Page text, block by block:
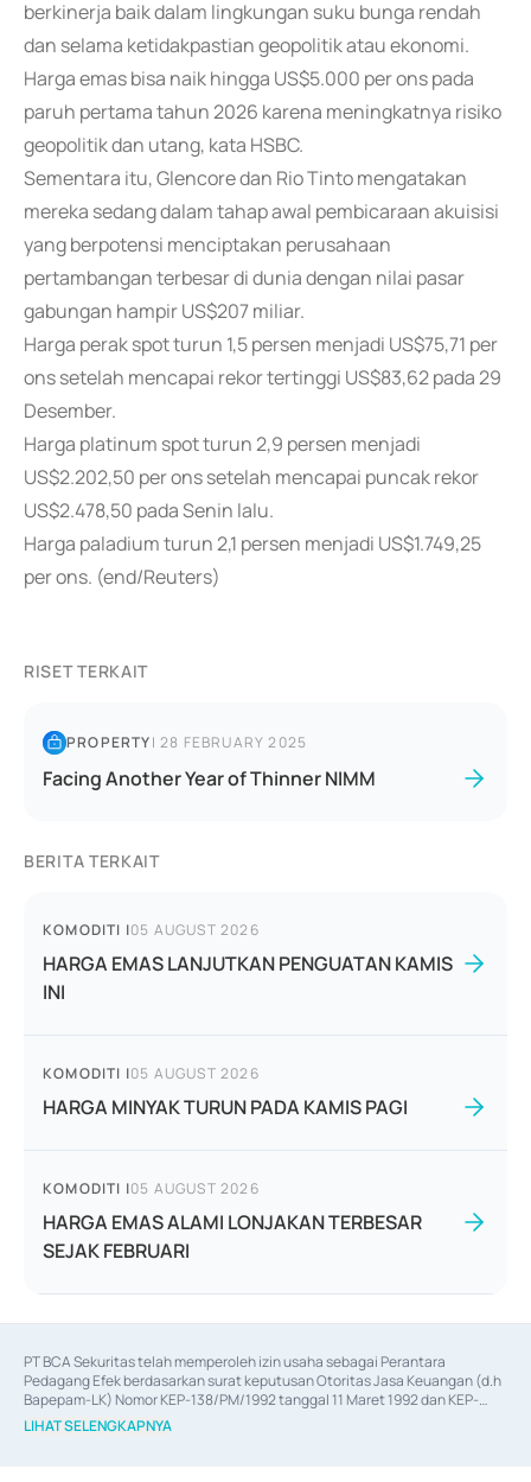
berkinerja baik dalam lingkungan suku bunga rendah
dan selama ketidakpastian geopolitik atau ekonomi.
Harga emas bisa naik hingga US$5.000 per ons pada
paruh pertama tahun 2026 karena meningkatnya risiko
geopolitik dan utang, kata HSBC.
Sementara itu, Glencore dan Rio Tinto mengatakan
mereka sedang dalam tahap awal pembicaraan akuisisi
yang berpotensi menciptakan perusahaan
pertambangan terbesar di dunia dengan nilai pasar
gabungan hampir US$207 miliar.
Harga perak spot turun 1,5 persen menjadi US$75,71 per
ons setelah mencapai rekor tertinggi US$83,62 pada 29
Desember.
Harga platinum spot turun 2,9 persen menjadi
US$2.202,50 per ons setelah mencapai puncak rekor
US$2.478,50 pada Senin lalu.
Harga paladium turun 2,1 persen menjadi US$1.749,25
per ons. (end/Reuters)
RISET TERKAIT
PROPERTY|28 FEBRUARY 2025
Facing Another Year of Thinner NIMM
BERITA TERKAIT
KOMODITI |05 AUGUST 2026
HARGA EMAS LANJUTKAN PENGUATAN KAMIS
INI
KOMODITI |05 AUGUST 2026
HARGA MINYAK TURUN PADA KAMIS PAGI
KOMODITI |05 AUGUST 2026
HARGA EMAS ALAMI LONJAKAN TERBESAR
SEJAK FEBRUARI
PT BCA Sekuritas telah memperoleh izin usaha sebagai Perantara
Pedagang Efek berdasarkan surat keputusan Otoritas Jasa Keuangan (d.h
Bapepam-LK) Nomor KEP-138/PM/1992 tanggal 11 Maret 1992 dan KEP-
06/D.04/2014 tanggal 28 Februari 2014, izin usaha sebagai Penjamin Emisi
Efek berdasarkan surat keputusan Otoritas Jasa Keuangan Nomor KEP-
LIHAT SELENGKAPNYA